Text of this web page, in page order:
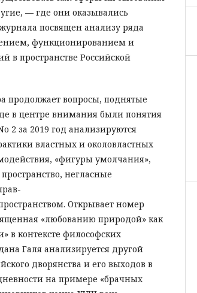
— где они оказывались
посвящен анализу ряда
функционированием и
в пространстве Российской
продолжает вопросы, поднятые
в центре внимания были понятия
2 за 2019 год анализируются
властных и околовластных
«фигуры умолчания»,
негласные
Открывает номер
«любованию природой» как
в контексте философских
Галя анализируется другой
дворянства и его выходов в
на примере «брачных